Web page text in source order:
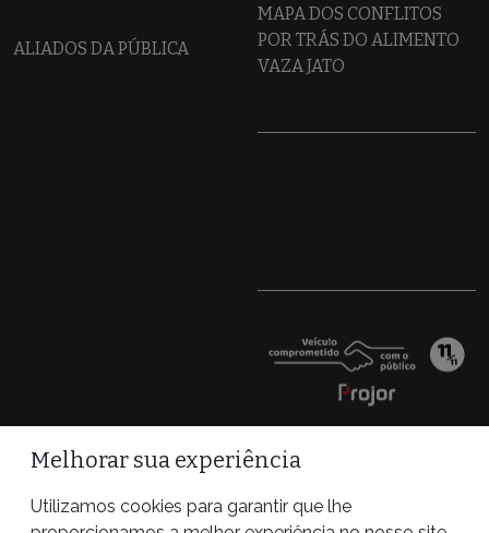
ALIADOS DA PÚBLICA
MAPA DOS CONFLITOS
POR TRÁS DO ALIMENTO
VAZA JATO
Melhorar sua experiência
Utilizamos cookies para garantir que lhe